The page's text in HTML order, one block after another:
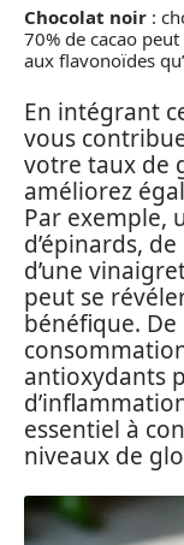
Chocolat noir :
70% de cacao
aux flavonoïdes
En intégrant
vous
votre taux de
améliorez
Par exemple,
d’épinards,
d’une
peut se
bénéfique.
antioxydants
essentiel à
niveaux de